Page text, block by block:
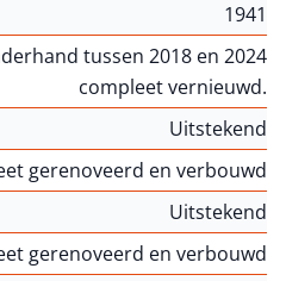
1941
tussen 2018 en 2024
compleet vernieuwd.
Uitstekend
gerenoveerd en verbouwd
Uitstekend
gerenoveerd en verbouwd